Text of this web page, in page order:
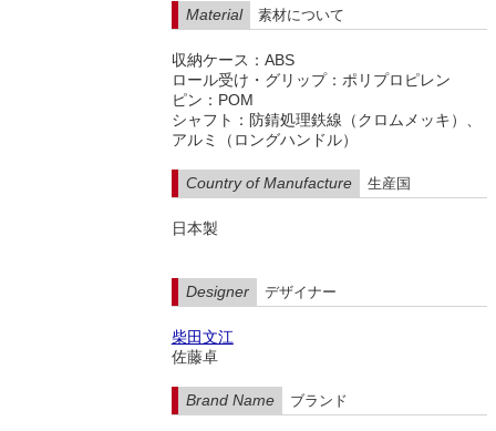
Material 素材について
収納ケース：ABS
ロール受け・グリップ：ポリプロピレン
ピン：POM
シャフト：防錆処理鉄線（クロムメッキ）、
アルミ（ロングハンドル）
Country of Manufacture 生産国
日本製
Designer デザイナー
柴田文江
佐藤卓
Brand Name ブランド